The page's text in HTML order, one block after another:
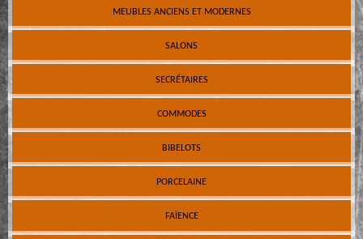
MEUBLES ANCIENS ET MODERNES
SALONS
SECRÉTAIRES
COMMODES
BIBELOTS
PORCELAINE
FAÏENCE